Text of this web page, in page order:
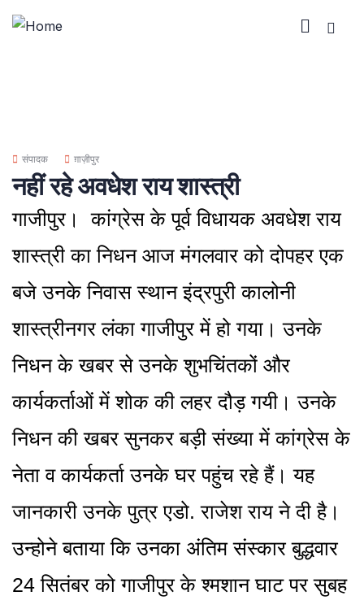
संपादक ग़ाज़ीपुर
नहीं रहे अवधेश राय शास्त्री
गाजीपुर। कांग्रेस के पूर्व विधायक अवधेश राय
शास्‍त्री का निधन आज मंगलवार को दोपहर एक
बजे उनके निवास स्‍थान इंद्रपुरी कालोनी
शास्‍त्रीनगर लंका गाजीपुर में हो गया। उनके
निधन के खबर से उनके शुभचिंतकों और
कार्यकर्ताओं में शोक की लहर दौड़ गयी। उनके
निधन की खबर सुनकर बड़ी संख्‍या में कांग्रेस के
नेता व कार्यकर्ता उनके घर पहुंच रहे हैं। यह
जानकारी उनके पुत्र एडो. राजेश राय ने दी है।
उन्‍होने बताया कि उनका अंतिम संस्‍कार बुद्धवार
24 सितंबर को गाजीपुर के श्‍मशान घाट पर सुबह